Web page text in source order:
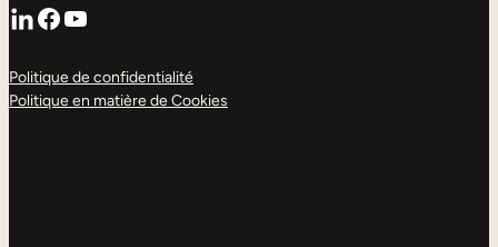
LinkedIn
Facebook
YouTube
Politique de confidentialité
Politique en matière de Cookies